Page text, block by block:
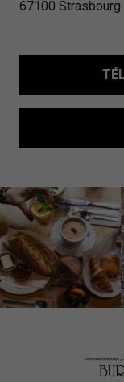
67100 Strasbourg